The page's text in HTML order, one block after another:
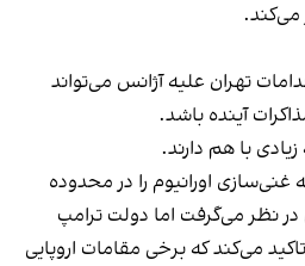
می‌کند.
تهران علیه آژانس می‌تواند
آینده باشد.
با هم دارند.
غنی‌سازی اورانیوم را در محدوده
نظر می‌گرفت اما دولت ترامپ
می‌کند که برخی مقامات اروپایی